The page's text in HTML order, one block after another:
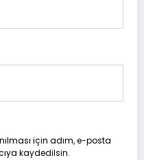
için adım, e-posta
kaydedilsin.